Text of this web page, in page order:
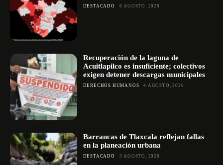
DESTACADO 6 AGOSTO, 2026
Recuperación de la laguna de
Acuitlapilco es insuficiente; colectivos
exigen detener descargas municipales
DERECHOS HUMANOS 4 AGOSTO, 2026
Barrancas de Tlaxcala reflejan fallas
en la planeación urbana
DESTACADO 3 AGOSTO, 2026